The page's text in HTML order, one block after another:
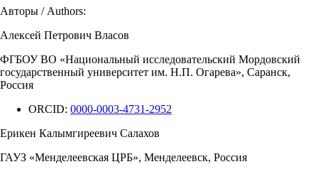
Авторы / Authors:
Алексей Петрович Власов
ФГБОУ ВО «Национальный исследовательский Мордовский
государственный университет им. Н.П. Огарева», Саранск,
Россия
ORCID: 0000-0003-4731-2952
Ерикен Калымгиреевич Салахов
ГАУЗ «Менделеевская ЦРБ», Менделеевск, Россия